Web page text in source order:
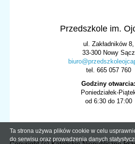
Przedszkole im.
ul. Zakładników 8,
33-300 Nowy Sącz
tel. 665 057 760
Godziny otwarcia:
Poniedziałek-
od 6:30 do 17:00
Ta strona używa plików cookie w celu
do serwisu oraz prowadzenia danych